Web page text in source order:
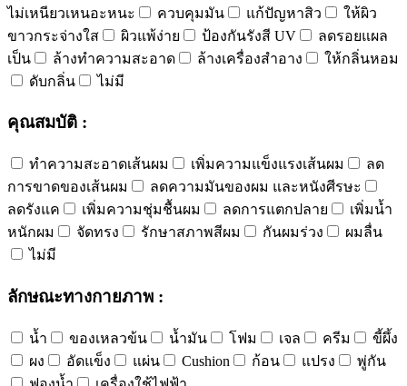
ไม่เหนียวเหนอะหนะ
ควบคุมมัน แก้ปัญหาสิว
ให้ผิว
ขาวกระจ่างใส
ผิวแพ้ง่าย ป้องกันรังสี UV
ลดรอยแผล
เป็น
ล้างทำความสะอาด ล้างเครื่องสำอาง
ให้กลิ่นหอม
ดับกลิ่น
ไม่มี
คุณสมบัติ :
ทำความสะอาดเส้นผม เพิ่มความแข็งแรงเส้นผม
ลด
การขาดของเส้นผม
ลดความมันของผม และหนังศีรษะ
ลดรังแค
เพิ่มความชุ่มชื้นผม ลดการแตกปลาย
เพิ่มน้ำ
หนักผม
จัดทรง รักษาสภาพสีผม กันผมร่วง
ผมลื่น
ไม่มี
ลักษณะทางกายภาพ :
น้ำ ของเหลวข้น น้ำมัน โฟม เจล ครีม
ขี้ผึ้ง
ผง
อัดแข็ง แผ่น Cushion ก้อน แปรง
พู่กัน